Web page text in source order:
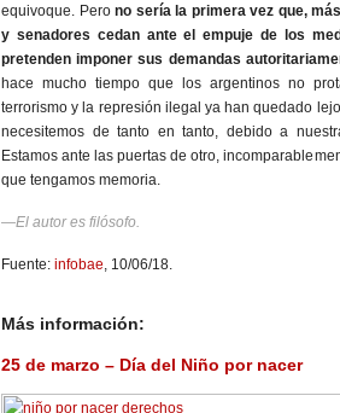
equivoque. Perono sería la primera vez que,
y senadores cedan ante el empuje de los
pretenden imponer sus demandas
hace mucho tiempo que los argentinos no
terrorismo y la represión ilegal ya han quedado
necesitemos de tanto en tanto, debido a
Estamos ante las puertas de otro,
que tengamos memoria.
—El autor es filósofo.
Fuente: infobae, 10/06/18.
Más información:
25 de marzo – Día del Niño por nacer